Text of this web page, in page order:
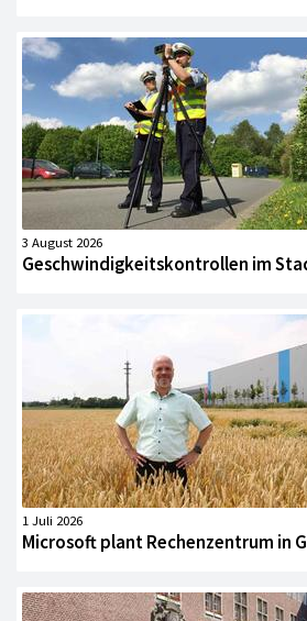
3 August 2026
Geschwindigkeitskontrollen im
1 Juli 2026
Microsoft plant Rechenzentrum in